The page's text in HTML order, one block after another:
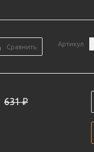
Сравнить Артикул
631₽